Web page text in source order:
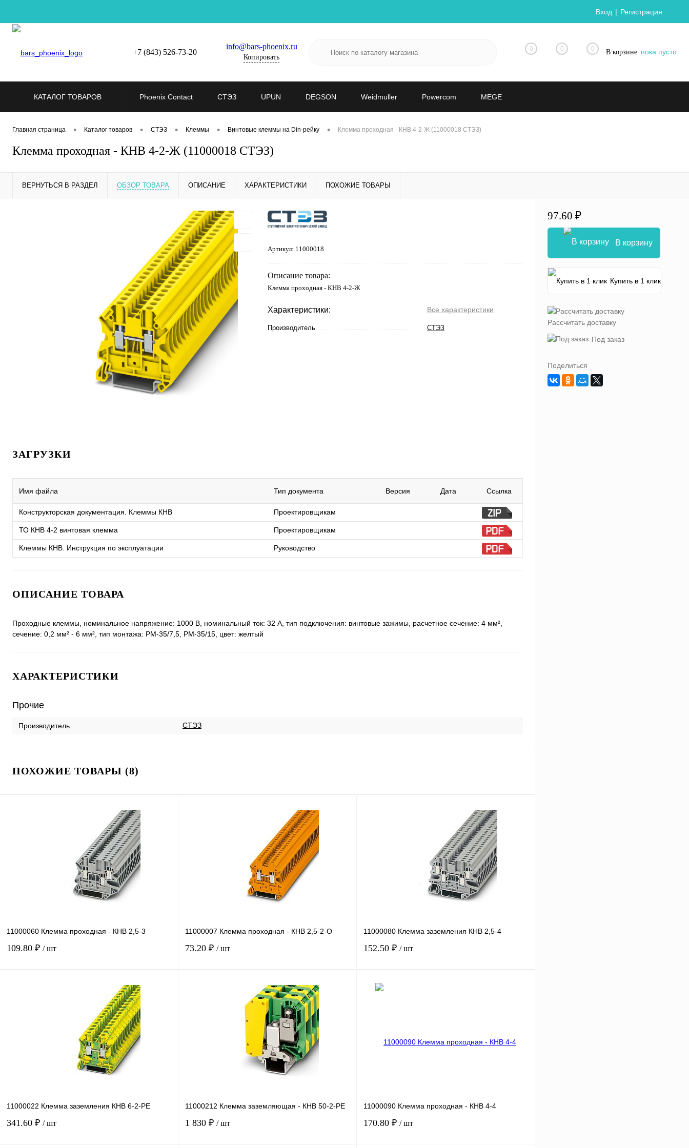
Вход Регистрация
+7 (843) 526-73-20
info@bars-phoenix.ru
Копировать
0 0 0 В корзине пока пусто
КАТАЛОГ ТОВАРОВ Phoenix Contact СТЭЗ UPUN DEGSON Weidmuller Powercom MEGE
Главная страница • Каталог товаров • СТЭЗ • Клеммы • Винтовые клеммы на Din-рейку • Клемма проходная - КНВ 4-2-Ж (11000018 СТЭЗ)
Клемма проходная - КНВ 4-2-Ж (11000018 СТЭЗ)
ВЕРНУТЬСЯ В РАЗДЕЛ ОБЗОР ТОВАРА ОПИСАНИЕ ХАРАКТЕРИСТИКИ ПОХОЖИЕ ТОВАРЫ
Артикул: 11000018
Описание товара:
Клемма проходная - КНВ 4-2-Ж
Характеристики: Все характеристики
Производитель СТЭЗ
ЗАГРУЗКИ
Имя файла Тип документа Версия Дата Ссылка
Конструкторская документация. Клеммы КНВ Проектировщикам
ТО КНВ 4-2 винтовая клемма Проектировщикам
Клеммы КНВ. Инструкция по эксплуатации Руководство
ОПИСАНИЕ ТОВАРА
Проходные клеммы, номинальное напряжение: 1000 В, номинальный ток: 32 A, тип подключения: винтовые зажимы, расчетное сечение: 4 мм²,
сечение: 0,2 мм² - 6 мм², тип монтажа: РМ-35/7,5, РМ-35/15, цвет: желтый
ХАРАКТЕРИСТИКИ
Прочие
Производитель СТЭЗ
ПОХОЖИЕ ТОВАРЫ (8)
11000060 Клемма проходная - КНВ 2,5-3
109.80 ₽ / шт
В корзину
Сравнение
Под заказ
11000007 Клемма проходная - КНВ 2,5-2-О
73.20 ₽ / шт
В корзину
Сравнение
Под заказ
11000080 Клемма заземления КНВ 2,5-4
152.50 ₽ / шт
11000022 Клемма заземления КНВ 6-2-PE
341.60 ₽ / шт
11000212 Клемма заземляющая - КНВ 50-2-РЕ
1 830 ₽ / шт
11000090 Клемма проходная - КНВ 4-4
170.80 ₽ / шт
97.60 ₽
В корзину
Купить в 1 клик
Рассчитать доставку
Под заказ
Поделиться